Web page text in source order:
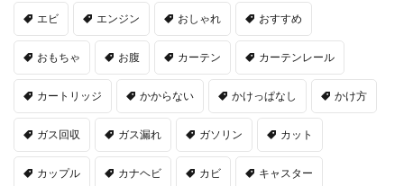
エビ エンジン おしゃれ おすすめ
おもちゃ お腹 カーテン カーテンレール
カートリッジ かからない かけっぱなし かけ方
ガス回収 ガス漏れ ガソリン カット
カップル カナヘビ カビ キャスター